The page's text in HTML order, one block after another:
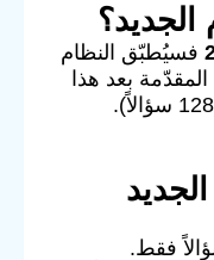
فسيُطبّق النظام
المقدّمة بعد هذا